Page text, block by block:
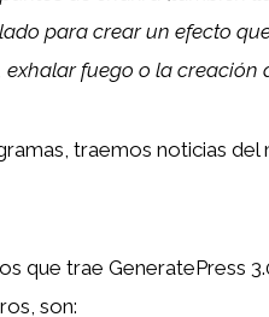
para crear un efecto
fuego o la creación
traemos noticias del
que trae GeneratePress
son: